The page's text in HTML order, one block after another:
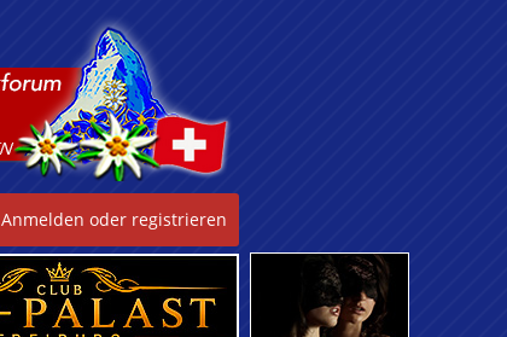
Anmelden oder registrieren